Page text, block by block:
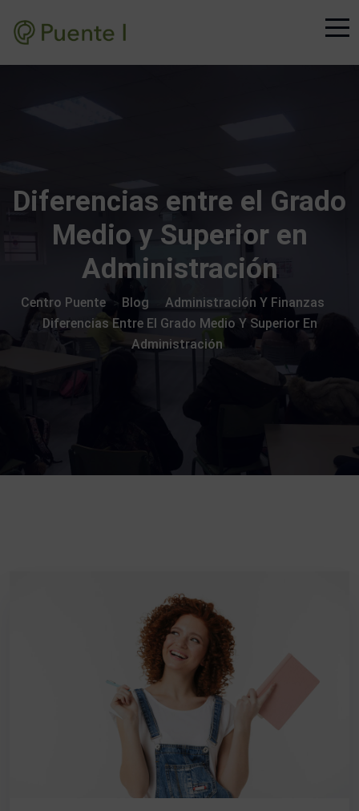
Diferencias entre el Grado
Medio y Superior en
Administración
Centro Puente Blog Administración Y Finanzas
Diferencias Entre El Grado Medio Y Superior En
Administración